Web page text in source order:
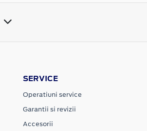
SERVICE
Operatiuni service
Garantii si revizii
Accesorii